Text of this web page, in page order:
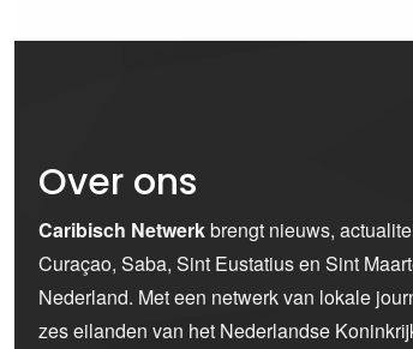
Over ons
Caribisch Netwerkbrengt nieuws,
Curaçao, Saba, Sint Eustatius en Sint
Nederland. Met een netwerk van lokale
zes eilanden van het Nederlandse